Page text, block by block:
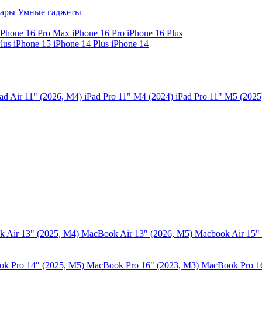
Умные гаджеты
16 Pro Max iPhone 16 Pro iPhone 16 Plus
iPhone 15 iPhone 14 Plus iPhone 14
Air 11" (2026, M4) iPad Pro 11" M4 (2024) iPad Pro 11" M5
Air 13" (2025, M4) MacBook Air 13″ (2026, M5) Macbook Air 15"
Pro 14″ (2025, M5) MacBook Pro 16" (2023, M3) MacBook Pro